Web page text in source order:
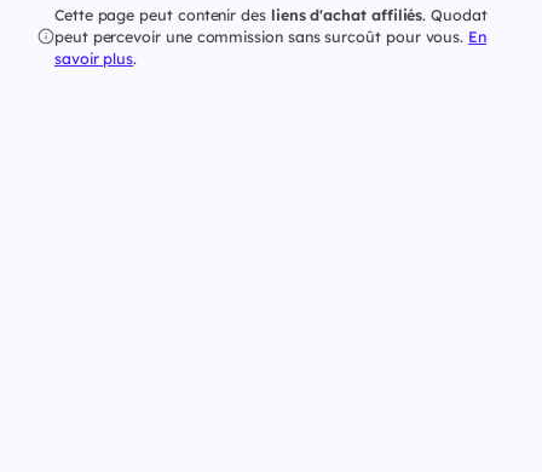
Cette page peut contenir des liens d'achat affiliés. Quodat
peut percevoir une commission sans surcoût pour vous. En
savoir plus.